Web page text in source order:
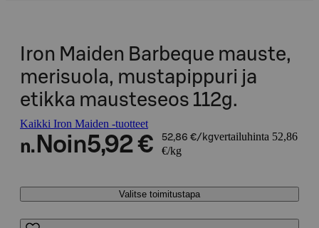
Iron Maiden Barbeque mauste,
merisuola, mustapippuri ja
etikka mausteseos 112g.
Kaikki Iron Maiden -tuotteet
n. Noin5,92 € 52,86 €/kgvertailuhinta 52,86
€/kg
Valitse toimitustapa